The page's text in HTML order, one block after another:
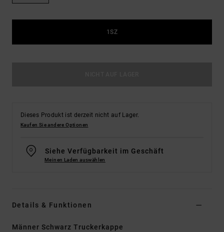
1SZ
Dieses Produkt ist derzeit nicht auf Lager.
Kaufen Sie andere Optionen
Siehe Verfügbarkeit im Geschäft
Meinen Laden auswählen
Details & Funktionen
Männer Schwarz Truckerkappe